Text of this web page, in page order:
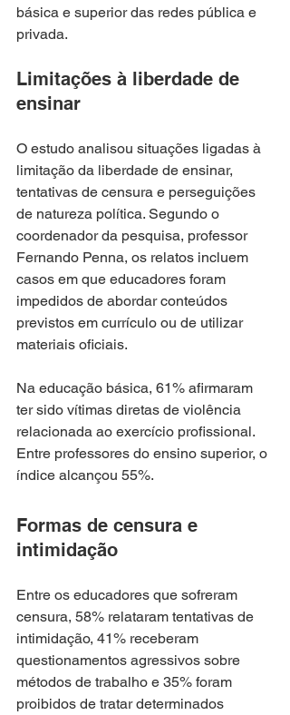
básica e superior das redes pública e
privada.
Limitações à liberdade de
ensinar
O estudo analisou situações ligadas à
limitação da liberdade de ensinar,
tentativas de censura e perseguições
de natureza política. Segundo o
coordenador da pesquisa, professor
Fernando Penna, os relatos incluem
casos em que educadores foram
impedidos de abordar conteúdos
previstos em currículo ou de utilizar
materiais oficiais.
Na educação básica, 61% afirmaram
ter sido vítimas diretas de violência
relacionada ao exercício profissional.
Entre professores do ensino superior, o
índice alcançou 55%.
Formas de censura e
intimidação
Entre os educadores que sofreram
censura, 58% relataram tentativas de
intimidação, 41% receberam
questionamentos agressivos sobre
métodos de trabalho e 35% foram
proibidos de tratar determinados